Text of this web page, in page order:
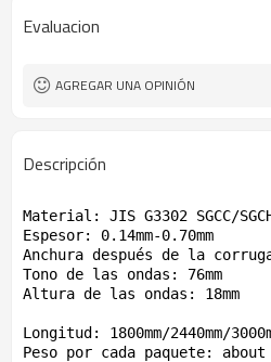
Evaluacion
AGREGAR UNA OPINIÓN
Descripción
Material: JIS G3302 SGCC/
Espesor: 0.14mm-0.70mm
Anchura después de la
Tono de las ondas: 76mm
Altura de las ondas: 18mm
Longitud: 1800mm/2440mm/
Peso por cada paquete: